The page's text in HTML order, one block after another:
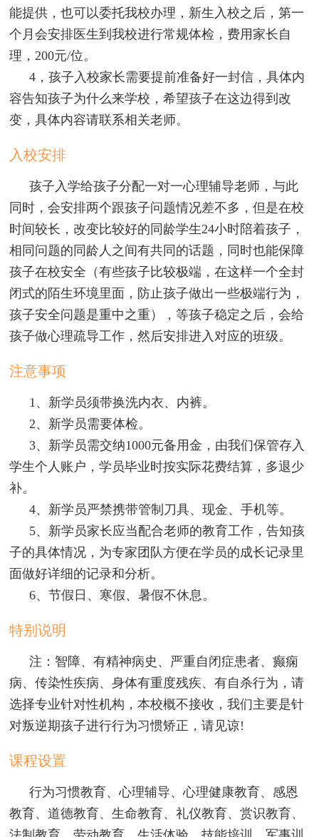
能提供，也可以委托我校办理，新生入校之后，第一
个月会安排医生到我校进行常规体检，费用家长自
理，200元/位。
4，孩子入校家长需要提前准备好一封信，具体内
容告知孩子为什么来学校，希望孩子在这边得到改
变，具体内容请联系相关老师。
入校安排
孩子入学给孩子分配一对一心理辅导老师，与此
同时，会安排两个跟孩子问题情况差不多，但是在校
时间较长，改变比较好的同龄学生24小时陪着孩子，
相同问题的同龄人之间有共同的话题，同时也能保障
孩子在校安全（有些孩子比较极端，在这样一个全封
闭式的陌生环境里面，防止孩子做出一些极端行为，
孩子安全问题是重中之重），等孩子稳定之后，会给
孩子做心理疏导工作，然后安排进入对应的班级。
注意事项
1、新学员须带换洗内衣、内裤。
2、新学员需要体检。
3、新学员需交纳1000元备用金，由我们保管存入
学生个人账户，学员毕业时按实际花费结算，多退少
补。
4、新学员严禁携带管制刀具、现金、手机等。
5、新学员家长应当配合老师的教育工作，告知孩
子的具体情况，为专家团队方便在学员的成长记录里
面做好详细的记录和分析。
6、节假日、寒假、暑假不休息。
特别说明
注：智障、有精神病史、严重自闭症患者、癫痫
病、传染性疾病、身体有重度残疾、有自杀行为，请
选择专业针对性机构，本校概不接收，我们主要是针
对叛逆期孩子进行行为习惯矫正，请见谅!
课程设置
行为习惯教育、心理辅导、心理健康教育、感恩
教育、道德教育、生命教育、礼仪教育、赏识教育、